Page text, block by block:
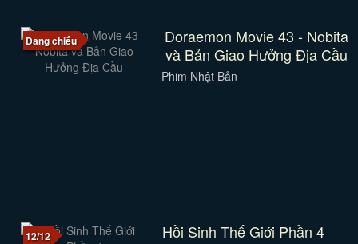
Đang chiếu
Doraemon Movie 43 - Nobita
và Bản Giao Hưởng Địa Cầu
Phim Nhật Bản
12/12 Hồi Sinh Thế Giới Phần 4